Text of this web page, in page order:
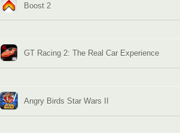
Boost 2
GT Racing 2: The Real Car Experience
Angry Birds Star Wars II